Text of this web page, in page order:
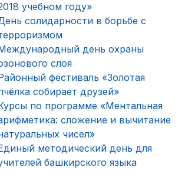
учебном году»
солидарности в борьбе с
день охраны
слоя
фестиваль «Золотая
собирает друзей»
по программе «Ментальная
сложение и вычитание
чисел»
методический день для
башкирского языка